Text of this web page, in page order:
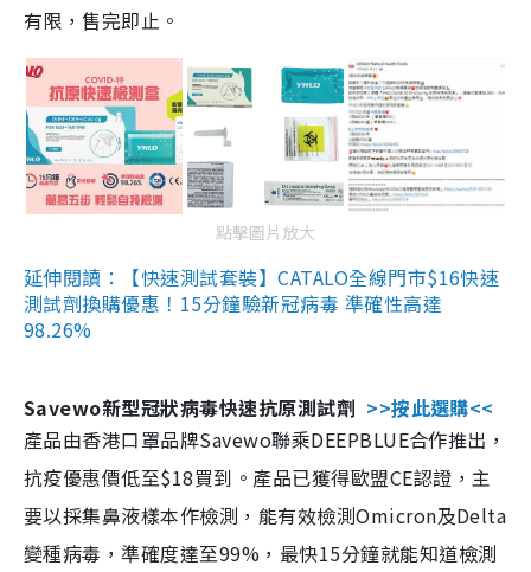
有限，售完即止。
點擊圖片放大
延伸閱讀：【快速測試套裝】CATALO全線門市$16快速
測試劑換購優惠！15分鐘驗新冠病毒 準確性高達
98.26%
Savewo新型冠狀病毒快速抗原測試劑 >>按此選購<<
產品由香港口罩品牌Savewo聯乘DEEPBLUE合作推出，
抗疫優惠價低至$18買到。產品已獲得歐盟CE認證，主
要以採集鼻液樣本作檢測，能有效檢測Omicron及Delta
變種病毒，準確度達至99%，最快15分鐘就能知道檢測